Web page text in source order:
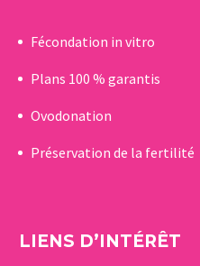
Fécondation in vitro
Plans 100 % garantis
Ovodonation
Préservation de la fertilité
LIENS D’INTÉRÊT